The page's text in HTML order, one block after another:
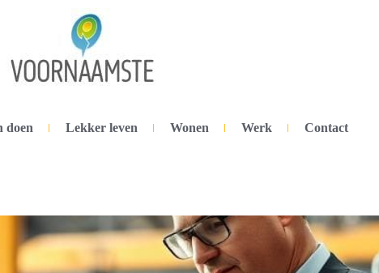
doen Lekker leven Wonen Werk Contact